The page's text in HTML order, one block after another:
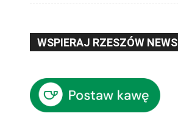
WSPIERAJ RZESZÓW NEWS